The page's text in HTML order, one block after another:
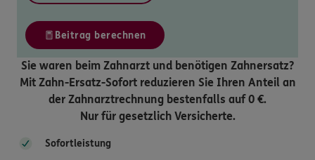
Beitrag berechnen
Sie waren beim Zahnarzt und benötigen Zahnersatz?
Mit Zahn-Ersatz-Sofort reduzieren Sie Ihren Anteil an
der Zahnarztrechnung bestenfalls auf 0 €.
Nur für gesetzlich Versicherte.
Sofortleistung